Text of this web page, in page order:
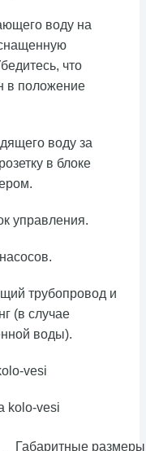
воду на
что
в положение
воду за
в блоке
управления.
трубопровод и
(в случае
воды).
vesi
Габаритные размеры